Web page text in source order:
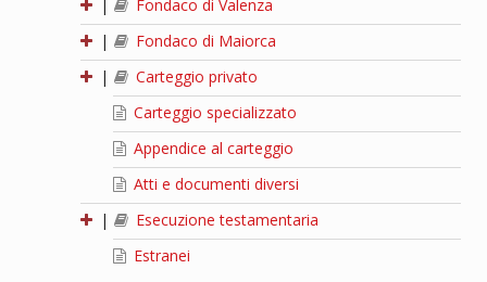
|
Fondaco di Valenza
|
Fondaco di Maiorca
|
Carteggio privato
Carteggio specializzato
Appendice al carteggio
Atti e documenti diversi
|
Esecuzione testamentaria
Estranei